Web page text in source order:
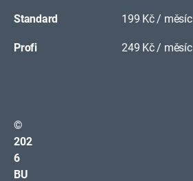
Standard 199 Kč / měsíc
Profi 249 Kč / měsíc
©
202
6
BU